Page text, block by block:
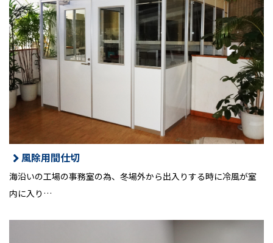
風除用間仕切
海沿いの工場の事務室の為、冬場外から出入りする時に冷風が室
内に入り…